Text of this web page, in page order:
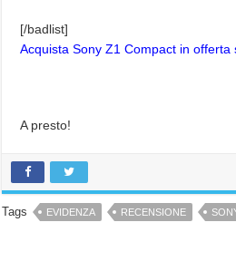
[/badlist]
Acquista Sony Z1 Compact in offerta
A presto!
Tags EVIDENZA RECENSIONE